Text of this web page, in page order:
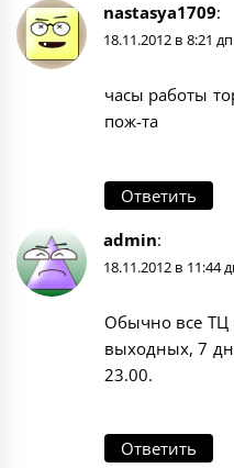
nastasya1709:
18.11.2012 в 8:21 дп
часы работы
пож-та
Ответить
admin:
18.11.2012 в 11:44
Обычно все ТЦ
выходных, 7
23.00.
Ответить